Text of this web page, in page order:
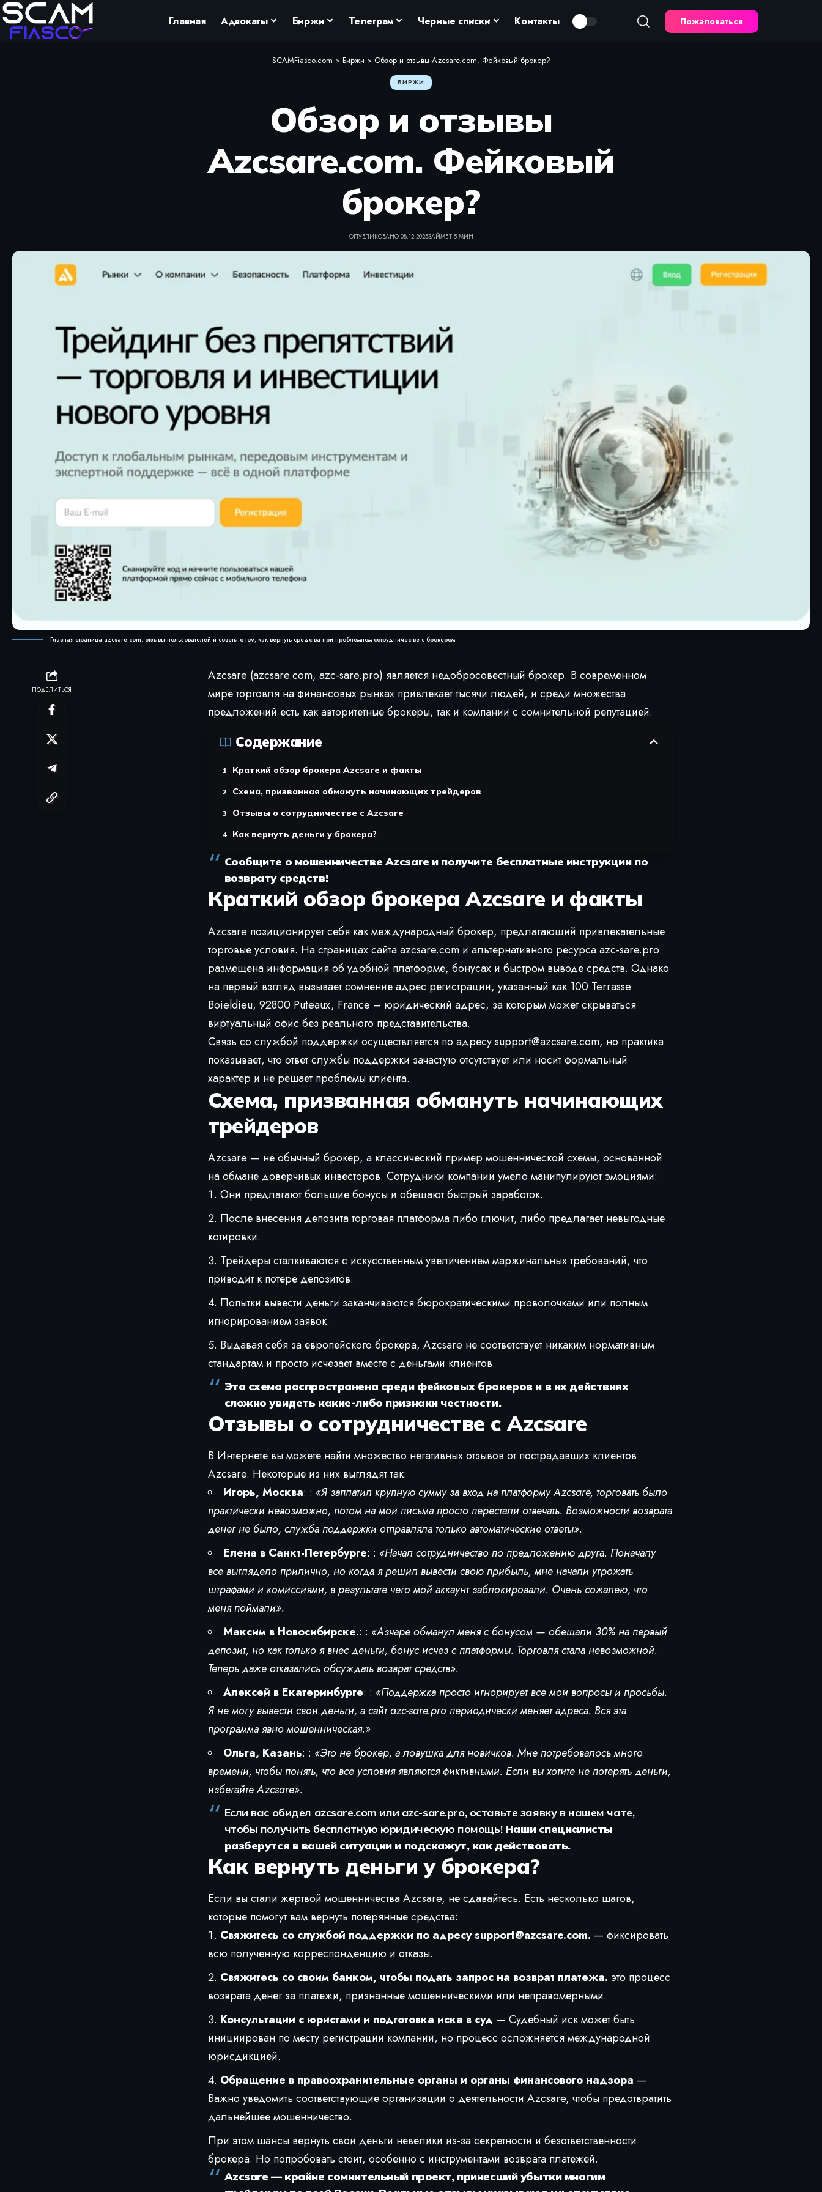
Главная Адвокаты Биржи Телеграм Черные списки Контакты Пожаловаться
SCAMFiasco.com > Биржи > Обзор и отзывы Azcsare.com. Фейковый брокер?
БИРЖИ
Обзор и отзывы
Azcsare.com. Фейковый
брокер?
ОПУБЛИКОВАНО 08.12.2025ЗАЙМЕТ 5 МИН
Главная страница azcsare.com: отзывы пользователей и советы о том, как вернуть средства при проблемном сотрудничестве с брокером
ПОДЕЛИТЬСЯ
Azcsare (azcsare.com, azc-sare.pro) является недобросовестный брокер. В современном
мире торговля на финансовых рынках привлекает тысячи людей, и среди множества
предложений есть как авторитетные брокеры, так и компании с сомнительной репутацией.
Содержание
Краткий обзор брокера Azcsare и факты
Схема, призванная обмануть начинающих трейдеров
Отзывы о сотрудничестве с Azcsare
Как вернуть деньги у брокера?
Сообщите о мошенничестве Azcsare и получите бесплатные инструкции по
возврату средств!
Краткий обзор брокера Azcsare и факты
Azcsare позиционирует себя как международный брокер, предлагающий привлекательные
торговые условия. На страницах сайта azcsare.com и альтернативного ресурса azc-sare.pro
размещена информация об удобной платформе, бонусах и быстром выводе средств. Однако
на первый взгляд вызывает сомнение адрес регистрации, указанный как 100 Terrasse
Boieldieu, 92800 Puteaux, France – юридический адрес, за которым может скрываться
виртуальный офис без реального представительства.
Связь со службой поддержки осуществляется по адресуsupport@azcsare.com, но практика
показывает, что ответ службы поддержки зачастую отсутствует или носит формальный
характер и не решает проблемы клиента.
Схема, призванная обмануть начинающих
трейдеров
Azcsare — не обычный брокер, а классический пример мошеннической схемы, основанной
на обмане доверчивых инвесторов. Сотрудники компании умело манипулируют эмоциями:
Они предлагают большие бонусы и обещают быстрый заработок.
После внесения депозита торговая платформа либо глючит, либо предлагает невыгодные
котировки.
Трейдеры сталкиваются с искусственным увеличением маржинальных требований, что
приводит к потере депозитов.
Попытки вывести деньги заканчиваются бюрократическими проволочками или полным
игнорированием заявок.
Выдавая себя за европейского брокера, Azcsare не соответствует никаким нормативным
стандартам и просто исчезает вместе с деньгами клиентов.
Эта схема распространена среди фейковых брокеров и в их действиях
сложно увидеть какие-либо признаки честности.
Отзывы о сотрудничестве с Azcsare
В Интернете вы можете найти множество негативных отзывов от пострадавших клиентов
Azcsare. Некоторые из них выглядят так:
Игорь, Москва: : «Я заплатил крупную сумму за вход на платформу Azcsare, торговать было
практически невозможно, потом на мои письма просто перестали отвечать. Возможности возврата
денег не было, служба поддержки отправляла только автоматические ответы».
Елена в Санкт-Петербурге: : «Начал сотрудничество по предложению друга. Поначалу
все выглядело прилично, но когда я решил вывести свою прибыль, мне начали угрожать
штрафами и комиссиями, в результате чего мой аккаунт заблокировали. Очень сожалею, что
меня поймали».
Максим в Новосибирске.: : «Азчаре обманул меня с бонусом — обещали 30% на первый
депозит, но как только я внес деньги, бонус исчез с платформы. Торговля стала невозможной.
Теперь даже отказались обсуждать возврат средств».
Алексей в Екатеринбурге: : «Поддержка просто игнорирует все мои вопросы и просьбы.
Я не могу вывести свои деньги, а сайт azc-sare.pro периодически меняет адреса. Вся эта
программа явно мошенническая.»
Ольга, Казань: : «Это не брокер, а ловушка для новичков. Мне потребовалось много
времени, чтобы понять, что все условия являются фиктивными. Если вы хотите не потерять деньги,
избегайте Azcsare».
Если вас обидел azcsare.com или azc-sare.pro, оставьте заявку в нашем чате,
чтобы получить бесплатную юридическую помощь! Наши специалисты
разберутся в вашей ситуации и подскажут, как действовать.
Как вернуть деньги у брокера?
Если вы стали жертвой мошенничества Azcsare, не сдавайтесь. Есть несколько шагов,
которые помогут вам вернуть потерянные средства:
Свяжитесь со службой поддержки по адресуsupport@azcsare.com. — фиксировать
всю полученную корреспонденцию и отказы.
Свяжитесь со своим банком, чтобы подать запрос на возврат платежа. это процесс
возврата денег за платежи, признанные мошенническими или неправомерными.
Консультации с юристами и подготовка иска в суд — Судебный иск может быть
инициирован по месту регистрации компании, но процесс осложняется международной
юрисдикцией.
Обращение в правоохранительные органы и органы финансового надзора —
Важно уведомить соответствующие организации о деятельности Azcsare, чтобы предотвратить
дальнейшее мошенничество.
При этом шансы вернуть свои деньги невелики из-за секретности и безответственности
брокера. Но попробовать стоит, особенно с инструментами возврата платежей.
Azcsare — крайне сомнительный проект, принесший убытки многим